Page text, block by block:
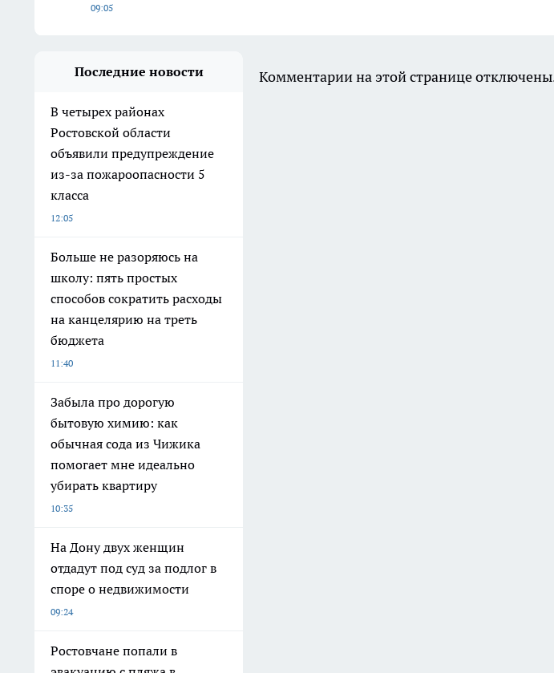
09:05
Последние новости
В четырех районах
Ростовской области
объявили предупреждение
из-за пожароопасности 5
класса
12:05
Больше не разоряюсь на
школу: пять простых
способов сократить расходы
на канцелярию на треть
бюджета
11:40
Забыла про дорогую
бытовую химию: как
обычная сода из Чижика
помогает мне идеально
убирать квартиру
10:35
На Дону двух женщин
отдадут под суд за подлог в
споре о недвижимости
09:24
Ростовчане попали в
Комментарии на этой странице